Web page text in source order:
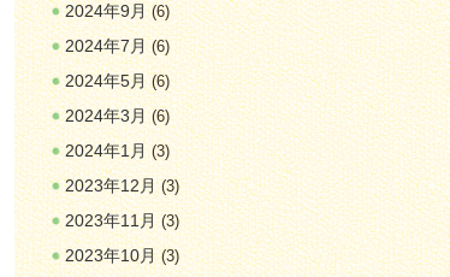
2024年9月(6)
2024年7月(6)
2024年5月(6)
2024年3月(6)
2024年1月(3)
2023年12月(3)
2023年11月(3)
2023年10月(3)